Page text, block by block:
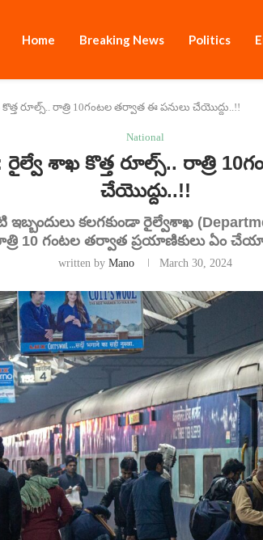
Home Breaking News Politics
కొత్త రూల్స్.. రాత్రి 10గంటల తర్వాత ఈ పనులు చేయొద్దు..!!
National
రైల్వే శాఖ కొత్త రూల్స్.. రాత్రి
చేయొద్దు..!!
కలగకుండా రైల్వేశాఖ
10 గంటల తర్వాత ప్రయాణికులు ఏం
written byMano March 30, 2024